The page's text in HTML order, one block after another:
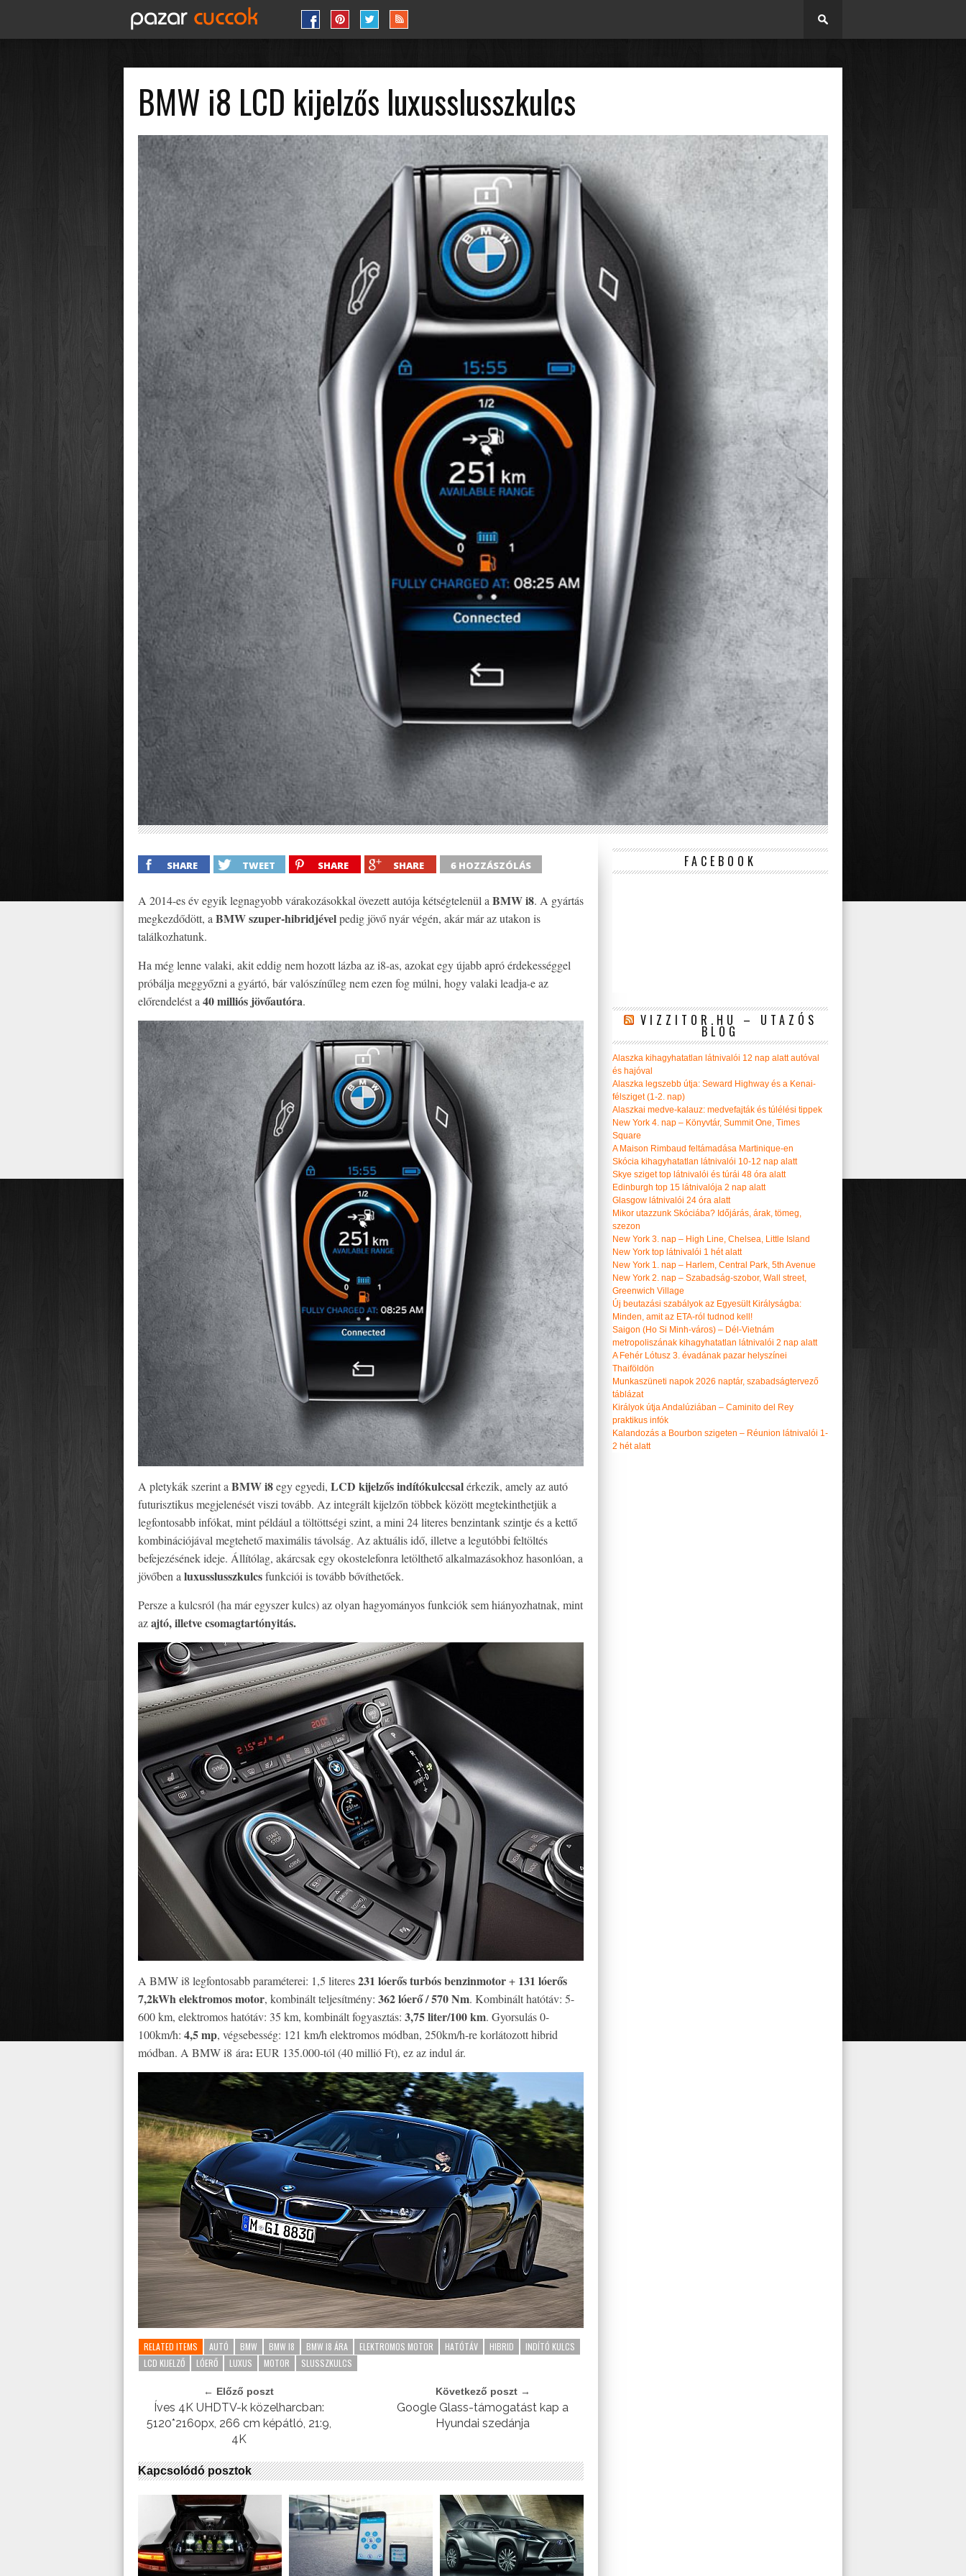
BMW i8 LCD kijelzős luxusslusszkulcs
SHARE TWEET SHARE SHARE 6 HOZZÁSZÓLÁS
A 2014-es év egyik legnagyobb várakozásokkal övezett autója kétségtelenül a BMW i8. A gyártás
megkezdődött, a BMW szuper-hibridjévelpedig jövő nyár végén, akár már az utakon is
találkozhatunk.
Ha még lenne valaki, akit eddig nem hozott lázba az i8-as, azokat egy újabb apró érdekességgel
próbálja meggyőzni a gyártó, bár valószínűleg nem ezen fog múlni, hogy valaki leadja-e az
előrendelést a 40 milliós jövőautóra.
A pletykák szerint a BMW i8egy egyedi, LCD kijelzős indítókulccsalérkezik, amely az autó
futurisztikus megjelenését viszi tovább. Az integrált kijelzőn többek között megtekinthetjük a
legfontosabb infókat, mint például a töltöttségi szint, a mini 24 literes benzintank szintje és a kettő
kombinációjával megtehető maximális távolság. Az aktuális idő, illetve a legutóbbi feltöltés
befejezésének ideje. Állítólag, akárcsak egy okostelefonra letölthető alkalmazásokhoz hasonlóan, a
jövőben a luxusslusszkulcsfunkciói is tovább bővíthetőek.
Persze a kulcsról (ha már egyszer kulcs) az olyan hagyományos funkciók sem hiányozhatnak, mint
azajtó, illetve csomagtartónyitás.
A BMW i8 legfontosabb paraméterei: 1,5 literes231 lóerős turbós benzinmotor+ 131 lóerős
7,2kWh elektromos motor, kombinált teljesítmény: 362 lóerő / 570 Nm. Kombinált hatótáv: 5-
600 km, elektromos hatótáv: 35 km, kombinált fogyasztás: 3,75 liter/100 km. Gyorsulás 0-
100km/h: 4,5 mp, végsebesség: 121 km/h elektromos módban, 250km/h-re korlátozott hibrid
módban. A BMW i8 ára: EUR 135.000-tól (40 millió Ft), ez az indul ár.
RELATED ITEMS AUTÓ BMW BMW I8 BMW I8 ÁRA ELEKTROMOS MOTOR HATÓTÁV HIBRID
INDÍTÓ KULCS
LCD KIJELZŐ
LÓERŐ LUXUS MOTOR SLUSSZKULCS
← Előző poszt
Íves 4K UHDTV-k közelharcban:
5120*2160px, 266 cm képátló, 21:9,
4K
Következő poszt →
Google Glass-támogatást kap a
Hyundai szedánja
Kapcsolódó posztok
FACEBOOK
VIZZITOR.HU – UTAZÓS
BLOG
Alaszka kihagyhatatlan látnivalói 12 nap alatt autóval
és hajóval
Alaszka legszebb útja: Seward Highway és a Kenai-
félsziget (1-2. nap)
Alaszkai medve-kalauz: medvefajták és túlélési tippek
New York 4. nap – Könyvtár, Summit One, Times
Square
A Maison Rimbaud feltámadása Martinique-en
Skócia kihagyhatatlan látnivalói 10-12 nap alatt
Skye sziget top látnivalói és túrái 48 óra alatt
Edinburgh top 15 látnivalója 2 nap alatt
Glasgow látnivalói 24 óra alatt
Mikor utazzunk Skóciába? Időjárás, árak, tömeg,
szezon
New York 3. nap – High Line, Chelsea, Little Island
New York top látnivalói 1 hét alatt
New York 1. nap – Harlem, Central Park, 5th Avenue
New York 2. nap – Szabadság-szobor, Wall street,
Greenwich Village
Új beutazási szabályok az Egyesült Királyságba:
Minden, amit az ETA-ról tudnod kell!
Saigon (Ho Si Minh-város) – Dél-Vietnám
metropoliszának kihagyhatatlan látnivalói 2 nap alatt
A Fehér Lótusz 3. évadának pazar helyszínei
Thaiföldön
Munkaszüneti napok 2026 naptár, szabadságtervező
táblázat
Királyok útja Andalúziában – Caminito del Rey
praktikus infók
Kalandozás a Bourbon szigeten – Réunion látnivalói 1-
2 hét alatt